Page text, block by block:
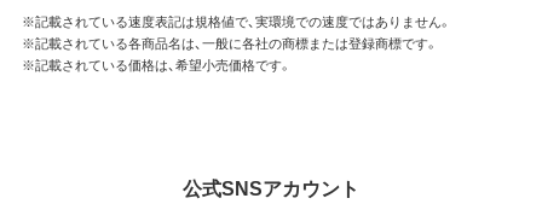
※記載されている速度表記は規格値で、実環境での速度ではありません。
※記載されている各商品名は、一般に各社の商標または登録商標です。
※記載されている価格は、希望小売価格です。
公式SNSアカウント